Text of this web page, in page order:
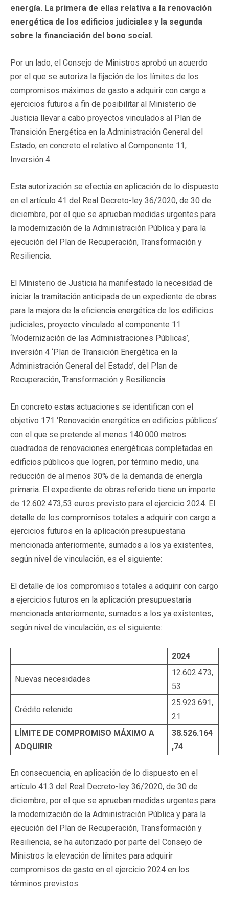
energía. La primera de ellas relativa a la renovación
energética de los edificios judiciales y la segunda
sobre la financiación del bono social.
Por un lado, el Consejo de Ministros aprobó un acuerdo
por el que se autoriza la fijación de los límites de los
compromisos máximos de gasto a adquirir con cargo a
ejercicios futuros a fin de posibilitar al Ministerio de
Justicia llevar a cabo proyectos vinculados al Plan de
Transición Energética en la Administración General del
Estado, en concreto el relativo al Componente 11,
Inversión 4.
Esta autorización se efectúa en aplicación de lo dispuesto
en el artículo 41 del Real Decreto-ley 36/2020, de 30 de
diciembre, por el que se aprueban medidas urgentes para
la modernización de la Administración Pública y para la
ejecución del Plan de Recuperación, Transformación y
Resiliencia.
El Ministerio de Justicia ha manifestado la necesidad de
iniciar la tramitación anticipada de un expediente de obras
para la mejora de la eficiencia energética de los edificios
judiciales, proyecto vinculado al componente 11
‘Modernización de las Administraciones Públicas’,
inversión 4 ‘Plan de Transición Energética en la
Administración General del Estado’, del Plan de
Recuperación, Transformación y Resiliencia.
En concreto estas actuaciones se identifican con el
objetivo 171 ‘Renovación energética en edificios públicos’
con el que se pretende al menos 140.000 metros
cuadrados de renovaciones energéticas completadas en
edificios públicos que logren, por término medio, una
reducción de al menos 30% de la demanda de energía
primaria. El expediente de obras referido tiene un importe
de 12.602.473,53 euros previsto para el ejercicio 2024. El
detalle de los compromisos totales a adquirir con cargo a
ejercicios futuros en la aplicación presupuestaria
mencionada anteriormente, sumados a los ya existentes,
según nivel de vinculación, es el siguiente:
El detalle de los compromisos totales a adquirir con cargo
a ejercicios futuros en la aplicación presupuestaria
mencionada anteriormente, sumados a los ya existentes,
según nivel de vinculación, es el siguiente:
2024
Nuevas necesidades
12.602.473,
53
Crédito retenido
25.923.691,
21
LÍMITE DE COMPROMISO MÁXIMO A
ADQUIRIR
38.526.164
,74
En consecuencia, en aplicación de lo dispuesto en el
artículo 41.3 del Real Decreto-ley 36/2020, de 30 de
diciembre, por el que se aprueban medidas urgentes para
la modernización de la Administración Pública y para la
ejecución del Plan de Recuperación, Transformación y
Resiliencia, se ha autorizado por parte del Consejo de
Ministros la elevación de límites para adquirir
compromisos de gasto en el ejercicio 2024 en los
términos previstos.